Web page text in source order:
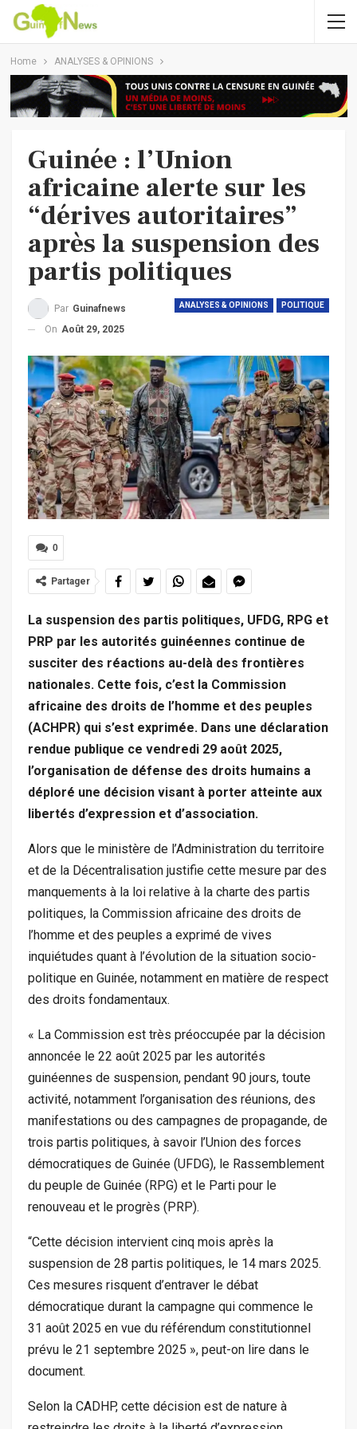
Home ANALYSES & OPINIONS
Guinée : l’Union
africaine alerte sur les
“dérives autoritaires”
après la suspension des
partis politiques
ANALYSES & OPINIONS POLITIQUE
Par Guinafnews
On Août 29, 2025
0
Partager
La suspension des partis politiques, UFDG, RPG et
PRP par les autorités guinéennes continue de
susciter des réactions au-delà des frontières
nationales. Cette fois, c’est la Commission
africaine des droits de l’homme et des peuples
(ACHPR) qui s’est exprimée. Dans une déclaration
rendue publique ce vendredi 29 août 2025,
l’organisation de défense des droits humains a
déploré une décision visant à porter atteinte aux
libertés d’expression et d’association.
Alors que le ministère de l’Administration du territoire
et de la Décentralisation justifie cette mesure par des
manquements à la loi relative à la charte des partis
politiques, la Commission africaine des droits de
l’homme et des peuples a exprimé de vives
inquiétudes quant à l’évolution de la situation socio-
politique en Guinée, notamment en matière de respect
des droits fondamentaux.
« La Commission est très préoccupée par la décision
annoncée le 22 août 2025 par les autorités
guinéennes de suspension, pendant 90 jours, toute
activité, notamment l’organisation des réunions, des
manifestations ou des campagnes de propagande, de
trois partis politiques, à savoir l’Union des forces
démocratiques de Guinée (UFDG), le Rassemblement
du peuple de Guinée (RPG) et le Parti pour le
renouveau et le progrès (PRP).
“Cette décision intervient cinq mois après la
suspension de 28 partis politiques, le 14 mars 2025.
Ces mesures risquent d’entraver le débat
démocratique durant la campagne qui commence le
31 août 2025 en vue du référendum constitutionnel
prévu le 21 septembre 2025 », peut-on lire dans le
document.
Selon la CADHP, cette décision est de nature à